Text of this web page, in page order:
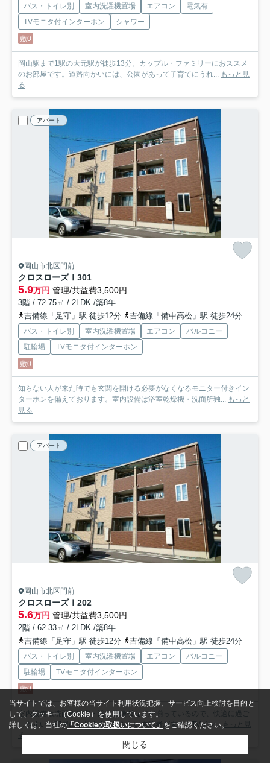
バス・トイレ別 室内洗濯機置場 エアコン
電気有
TVモニタ付インターホン
シャワー
敷0
岡山駅まで1駅の大元駅が徒歩13分。カップル・ファミリーにおススメ
のお部屋です。道路向かいには、公園があって子育てにうれ...
もっと見
る
アパート
岡山市北区門前
クロスローズⅠ 301
5.9万円 管理/共益費3,500円
3階 / 72.75㎡ / 2LDK /築8年
吉備線「足守」駅 徒歩12分
吉備線「備中高松」駅 徒歩24分
バス・トイレ別 室内洗濯機置場 エアコン
バルコニー
駐輪場
TVモニタ付インターホン
敷0
知らない人が来た時でも玄関を開ける必要がなくなるモニター付きイン
ターホンを備えております。室内設備は浴室乾燥機・洗面所独...
もっと
見る
アパート
岡山市北区門前
クロスローズⅠ 202
5.6万円 管理/共益費3,500円
2階 / 62.33㎡ / 2LDK /築8年
吉備線「足守」駅 徒歩12分
吉備線「備中高松」駅 徒歩24分
バス・トイレ別 室内洗濯機置場 エアコン
バルコニー
駐輪場
TVモニタ付インターホン
敷0
室内設備は洗面所独立・浴室乾燥機などが揃っているので、快適に過ご
しやすいお部屋になります。知らない来訪者が来てもTVイン...もっと見
る
当サイトでは、お客様の当サイト利用状況把握、サービス向上検討を目的と
して、クッキー（Cookie）を使用しています。
詳しくは、当社の 「Cookieの取扱いについて」 をご確認ください。
閉じる